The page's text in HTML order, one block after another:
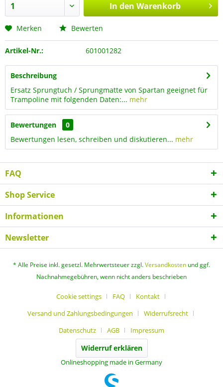
In den Warenkorb
Merken Bewerten
Artikel-Nr.: 601001282
Beschreibung
Ersatz Sprungtuch / Sprungmatte von Spartan geeignet für
Trampoline mit folgenden Daten:... mehr
Bewertungen
0
Bewertungen lesen, schreiben und diskutieren... mehr
FAQ
Shop Service
Informationen
Newsletter
* Alle Preise inkl. gesetzl. Mehrwertsteuer zzgl.Versandkosten und ggf.
Nachnahmegebühren, wenn nicht anders beschrieben
Cookie settings FAQ
Kontakt
Versand und Zahlungsbedingungen
Widerrufsrecht
Datenschutz
AGB Impressum
Widerruf erklären
Onlineshopping made in Germany